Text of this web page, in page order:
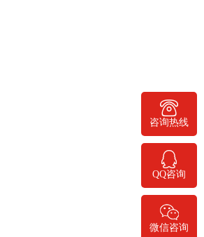
咨询热线
400-778-1068
QQ咨询
微信咨询